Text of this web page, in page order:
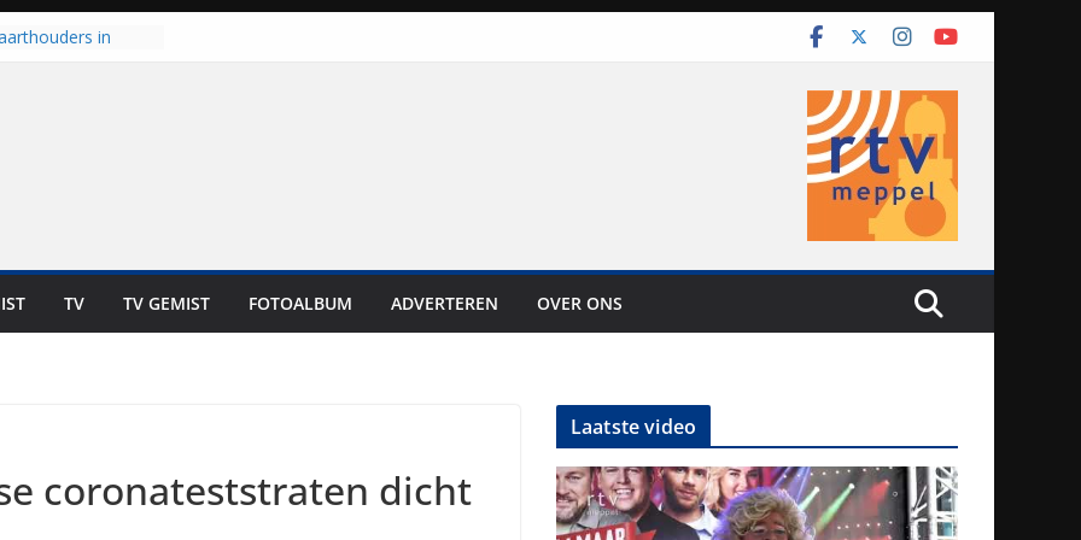
in
KNVB
in gebruik
TV TV GEMIST FOTOALBUM ADVERTEREN OVER ONS
coronateststraten dicht
Laatste video